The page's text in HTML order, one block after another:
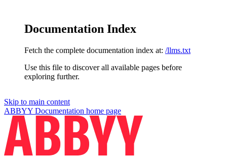
Documentation Index
Fetch the complete documentation index at: /llms.txt
Use this file to discover all available pages before
exploring further.
Skip to main content
ABBYY Documentation home page